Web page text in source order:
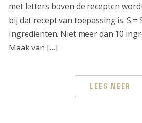
met letters boven de recepten
bij dat recept van toepassing is. S.=
Ingrediënten. Niet meer dan 10
Maak van […]
LEES MEER